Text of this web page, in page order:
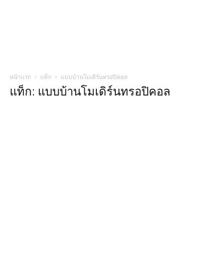
หน้าแรก แท็ก แบบบ้านโมเดิร์นทรอปิคอล
แท็ก: แบบบ้านโมเดิร์นทรอปิคอล